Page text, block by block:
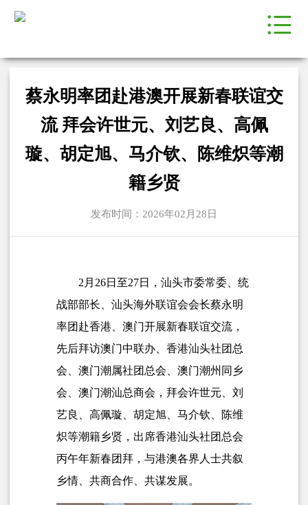
蔡永明率团赴港澳开展新春联谊交
流 拜会许世元、刘艺良、高佩
璇、胡定旭、马介钦、陈维炽等潮
籍乡贤
发布时间：2026年02月28日
2月26日至27日，汕头市委常委、统
战部部长、汕头海外联谊会会长蔡永明
率团赴香港、澳门开展新春联谊交流，
先后拜访澳门中联办、香港汕头社团总
会、澳门潮属社团总会、澳门潮州同乡
会、澳门潮汕总商会，拜会许世元、刘
艺良、高佩璇、胡定旭、马介钦、陈维
炽等潮籍乡贤，出席香港汕头社团总会
丙午年新春团拜，与港澳各界人士共叙
乡情、共商合作、共谋发展。